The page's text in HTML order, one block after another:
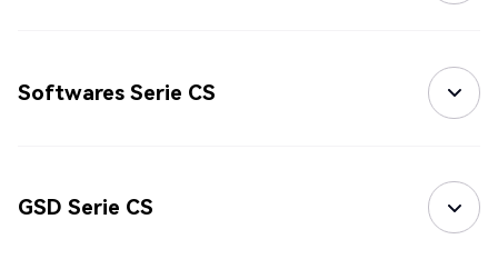
Softwares Serie CS
GSD Serie CS